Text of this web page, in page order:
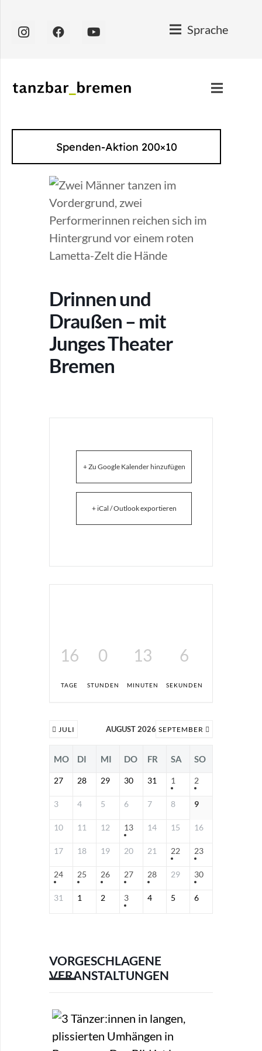
Sprache
Spenden-Aktion 200×10
Drinnen und
Draußen – mit
Junges Theater
Bremen
+ Zu Google Kalender hinzufügen
+ iCal / Outlook exportieren
16
TAGE
0
STUNDEN
13
MINUTEN
6
SEKUNDEN
JULI AUGUST 2026 SEPTEMBER
MO DI MI DO FR SA SO
27 28 29 30 31 1 2
3 4 5 6 7 8 9
10 11 12 13 14 15 16
17 18 19 20 21 22 23
24 25 26 27 28 29 30
31 1 2 3 4 5 6
VORGESCHLAGENE
VERANSTALTUNGEN